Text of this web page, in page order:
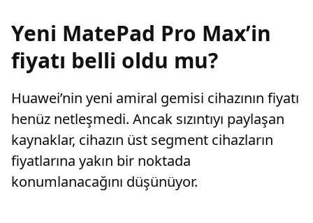
Yeni MatePad Pro Max’in
fiyatı belli oldu mu?
Huawei’nin yeni amiral gemisi cihazının fiyatı
henüz netleşmedi. Ancak sızıntıyı paylaşan
kaynaklar, cihazın üst segment cihazların
fiyatlarına yakın bir noktada
konumlanacağını düşünüyor.